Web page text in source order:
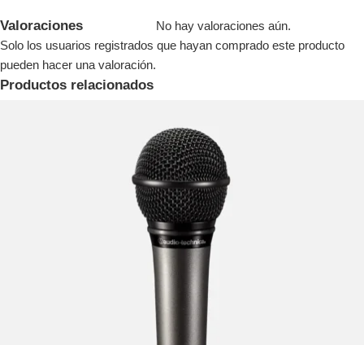
Valoraciones
No hay valoraciones aún.
Solo los usuarios registrados que hayan comprado este producto
pueden hacer una valoración.
Productos relacionados